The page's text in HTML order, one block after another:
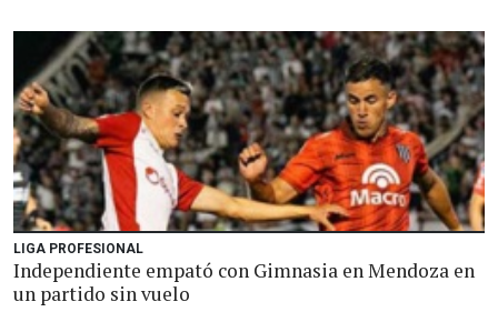
LIGA PROFESIONAL
Independiente empató con Gimnasia en Mendoza en
un partido sin vuelo